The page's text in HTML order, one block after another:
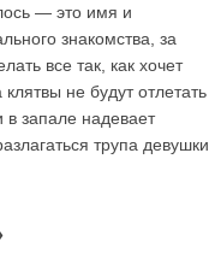
— это имя и
знакомства, за
все так, как хочет
не будут отлетать
в запале надевает
трупа девушки